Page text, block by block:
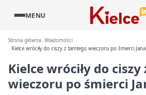
MENU
Strona główna Wiadomości
Kielce wróciły do ciszy z tamtego wieczoru po śmierci Jana
Kielce wróciły do
wieczoru po śmierci